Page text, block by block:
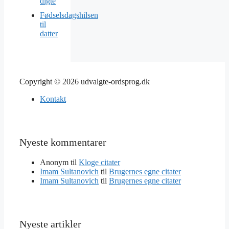
Fødselsdagshilsen
til
datter
Copyright © 2026 udvalgte-ordsprog.dk
Kontakt
Nyeste kommentarer
Anonym til Kloge citater
Imam Sultanovich til Brugernes egne citater
Imam Sultanovich til Brugernes egne citater
Nyeste artikler